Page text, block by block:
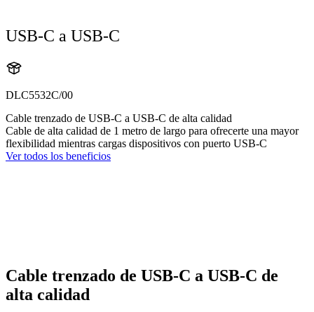
USB-C a USB-C
DLC5532C/00
Cable trenzado de USB-C a USB-C de alta calidad
Cable de alta calidad de 1 metro de largo para ofrecerte una mayor
flexibilidad mientras cargas dispositivos con puerto USB-C
Ver todos los beneficios
Cable trenzado de USB-C a USB-C de
alta calidad